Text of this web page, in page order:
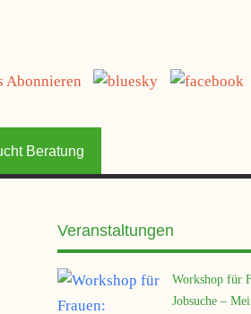
Beratung
Veranstaltungen
Workshop für
Jobsuche –